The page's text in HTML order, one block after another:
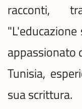
racconti,
appassionato
Tunisia,
sua scrittura.